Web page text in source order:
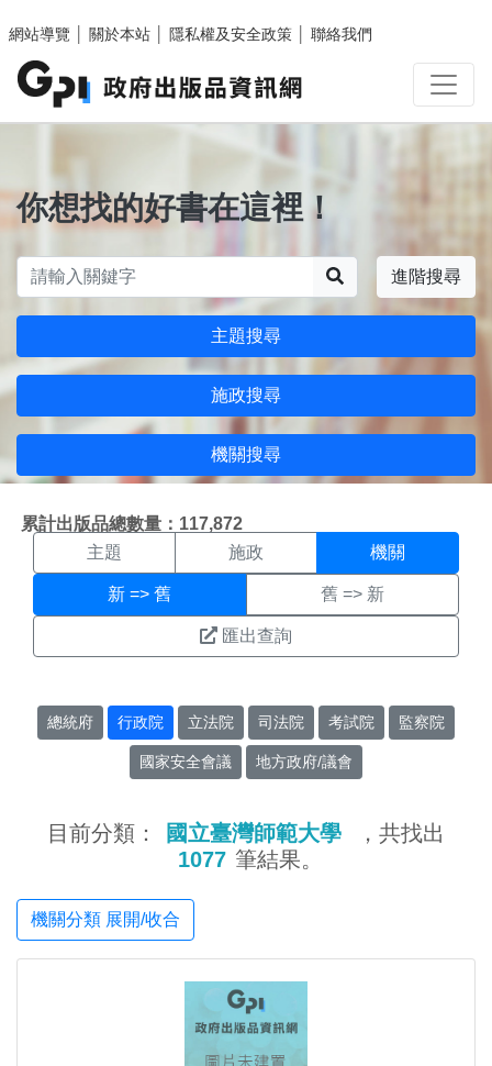
網站導覽
關於本站 隱私權及安全政策 聯絡我們
你想找的好書在這裡！
進階搜尋
主題搜尋
施政搜尋
機關搜尋
累計出版品總數量：117,872
機關搜尋結果頁面
主題 施政 機關
新 => 舊 舊 => 新
匯出查詢
總統府 行政院 立法院 司法院 考試院 監察院
國家安全會議 地方政府/議會
目前分類： 國立臺灣師範大學
，共找出
1077 筆結果。
機關分類 展開/收合